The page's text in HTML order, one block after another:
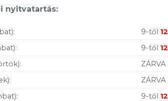
5 890Ft
nyitvatartás:
9-től 12
9-től 12
ZÁRVA
ZÁRVA
9-től 12